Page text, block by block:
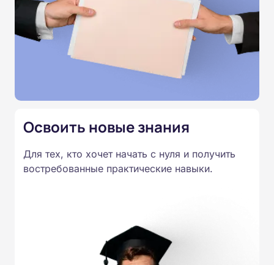
завершении курса выдаётся удостоверение о
повышении квалификации.
Освоить новые знания
Для тех, кто хочет начать с нуля и получить
востребованные практические навыки.